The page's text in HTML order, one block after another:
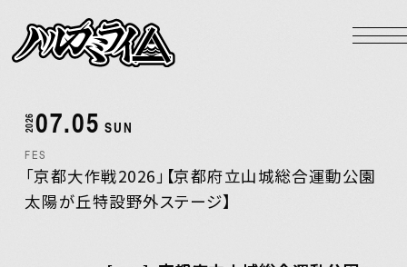
NEWS
BIOGRAPHY
DISCOGRAPHY
VIDEO
202607.05 SUN
FES
「京都⼤作戦2026」【京都府⽴⼭城総合運動公園
太陽が丘特設野外ステージ】